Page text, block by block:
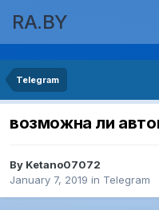
RA.BY
Telegram
возможна ли
By Ketano07072
January 7, 2019 in Telegram